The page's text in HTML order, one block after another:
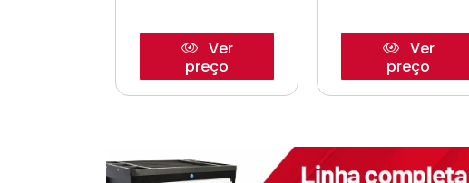
Ver
preço
Ver
preço